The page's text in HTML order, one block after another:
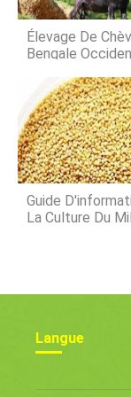
Élevage De
Bengale
Guide
La Culture Du
Langue